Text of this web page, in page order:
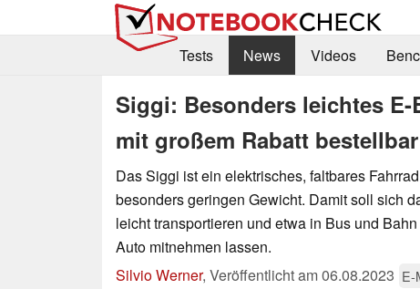
Tests
News Videos
Siggi: Besonders leichtes
mit großem Rabatt bestellbar
Das Siggi ist ein elektrisches, faltbares
besonders geringen Gewicht. Damit soll sich
leicht transportieren und etwa in Bus und
Auto mitnehmen lassen.
Silvio Werner, Veröffentlicht am06.08.2023 E-